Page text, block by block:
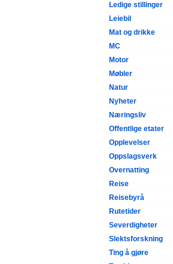
Ledige stillinger
Leiebil
Mat og drikke
MC
Motor
Møbler
Natur
Nyheter
Næringsliv
Offentlige etater
Opplevelser
Oppslagsverk
Overnatting
Reise
Reisebyrå
Rutetider
Severdigheter
Slektsforskning
Ting å gjøre